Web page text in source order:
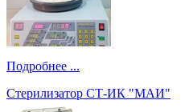
Подробнее ...
Стерилизатор СТ-ИК "МАИ"